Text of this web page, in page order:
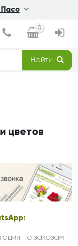
Пасо
0
Найти
цветов
по заказам